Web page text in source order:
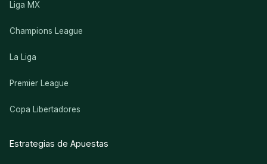
Liga MX
Champions League
La Liga
Premier League
Copa Libertadores
Estrategias de Apuestas